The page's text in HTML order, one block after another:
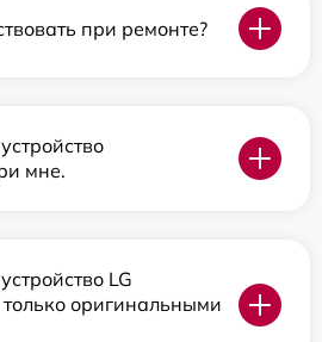
при ремонте?
мне.
LG
оригинальными